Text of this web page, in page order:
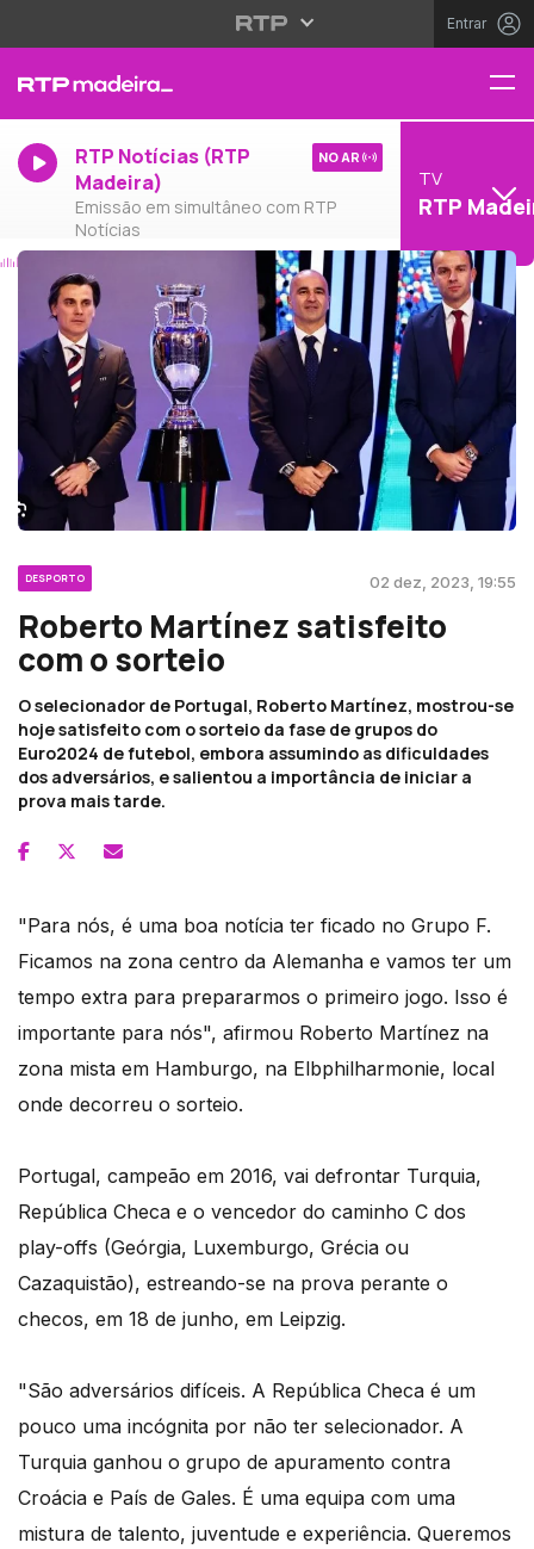
Entrar
RTP Notícias (RTP
Madeira)
Emissão em simultâneo com RTP
Notícias
NO AR
TV
RTP
DESPORTO 02 dez, 2023, 19:55
Roberto Martínez satisfeito
com o sorteio
O selecionador de Portugal, Roberto Martínez, mostrou-se
hoje satisfeito com o sorteio da fase de grupos do
Euro2024 de futebol, embora assumindo as dificuldades
dos adversários, e salientou a importância de iniciar a
prova mais tarde.
"Para nós, é uma boa notícia ter ficado no Grupo F.
Ficamos na zona centro da Alemanha e vamos ter um
tempo extra para prepararmos o primeiro jogo. Isso é
importante para nós", afirmou Roberto Martínez na
zona mista em Hamburgo, na Elbphilharmonie, local
onde decorreu o sorteio.
Portugal, campeão em 2016, vai defrontar Turquia,
República Checa e o vencedor do caminho C dos
play-offs (Geórgia, Luxemburgo, Grécia ou
Cazaquistão), estreando-se na prova perante o
checos, em 18 de junho, em Leipzig.
"São adversários difíceis. A República Checa é um
pouco uma incógnita por não ter selecionador. A
Turquia ganhou o grupo de apuramento contra
Croácia e País de Gales. É uma equipa com uma
mistura de talento, juventude e experiência. Queremos